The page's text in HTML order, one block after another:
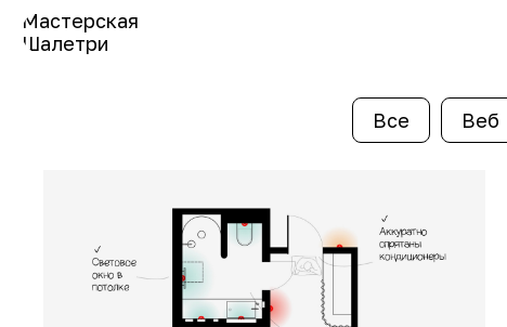
Мастерская
Шалетри
Все Веб